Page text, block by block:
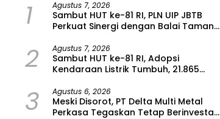
1 Agustus 7, 2026
Sambut HUT ke-81 RI, PLN UIP JBTB
Perkuat Sinergi dengan Balai Taman
Rencana Proyek SUTET 500 kV Paiton–
Watudodol/Kalipuro
2 Agustus 7, 2026
Sambut HUT ke-81 RI, Adopsi
Kendaraan Listrik Tumbuh, 21.865
Charging Services PLN pada Semester
I 2026
3 Agustus 6, 2026
Meski Disorot, PT Delta Multi Metal
Perkasa Tegaskan Tetap Berinvestasi